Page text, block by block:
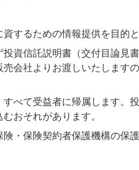
するための情報提供を目的と
資信託説明書（交付目論
売会社よりお渡しいたしま
べて受益者に帰属します
おそれがあります。
・保険契約者保護機構の